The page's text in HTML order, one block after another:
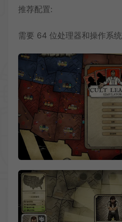
推荐配置:
需要 64 位处理器和操作系统